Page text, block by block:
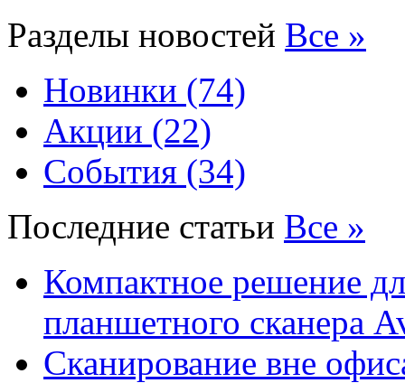
Разделы новостей Все »
Новинки (74)
Акции (22)
События (34)
Последние статьи Все »
Компактное решение
планшетного сканера
Сканирование вне